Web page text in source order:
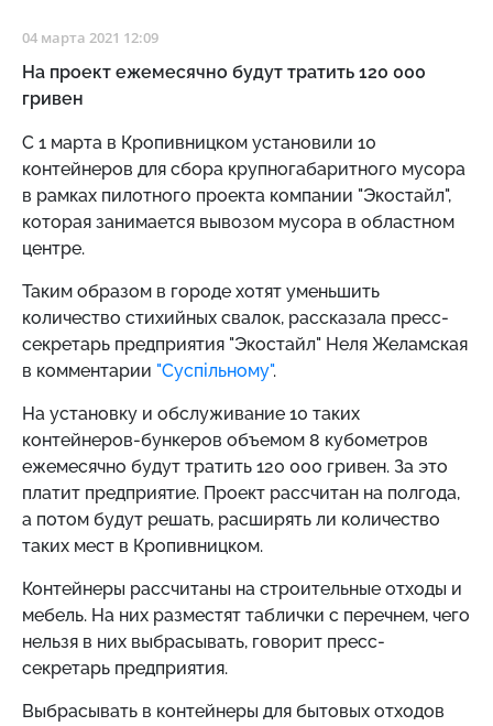
04 марта 2021 12:09
На проект ежемесячно будут тратить 120 000
гривен
С 1 марта в Кропивницком установили 10
контейнеров для сбора крупногабаритного мусора
в рамках пилотного проекта компании "Экостайл",
которая занимается вывозом мусора в областном
центре.
Таким образом в городе хотят уменьшить
количество стихийных свалок, рассказала пресс-
секретарь предприятия "Экостайл" Неля Желамская
в комментарии "Суспільному".
На установку и обслуживание 10 таких
контейнеров-бункеров объемом 8 кубометров
ежемесячно будут тратить 120 000 гривен. За это
платит предприятие. Проект рассчитан на полгода,
а потом будут решать, расширять ли количество
таких мест в Кропивницком.
Контейнеры рассчитаны на строительные отходы и
мебель. На них разместят таблички с перечнем, чего
нельзя в них выбрасывать, говорит пресс-
секретарь предприятия.
Выбрасывать в контейнеры для бытовых отходов